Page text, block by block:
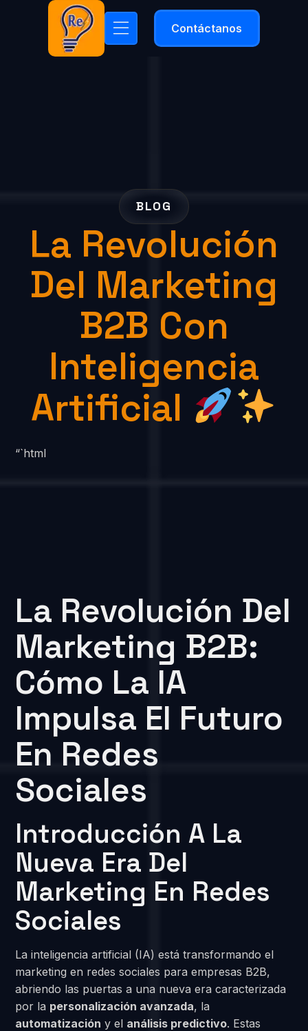
Contáctanos
BLOG
La Revolución
Del Marketing
B2B Con
Inteligencia
Artificial
“`html
La Revolución Del
Marketing B2B:
Cómo La IA
Impulsa El Futuro
En Redes
Sociales
Introducción A La
Nueva Era Del
Marketing En Redes
Sociales
La inteligencia artificial (IA) está transformando el
marketing en redes sociales para empresas B2B,
abriendo las puertas a una nueva era caracterizada
por la personalización avanzada, la
automatización y el análisis predictivo. Estas